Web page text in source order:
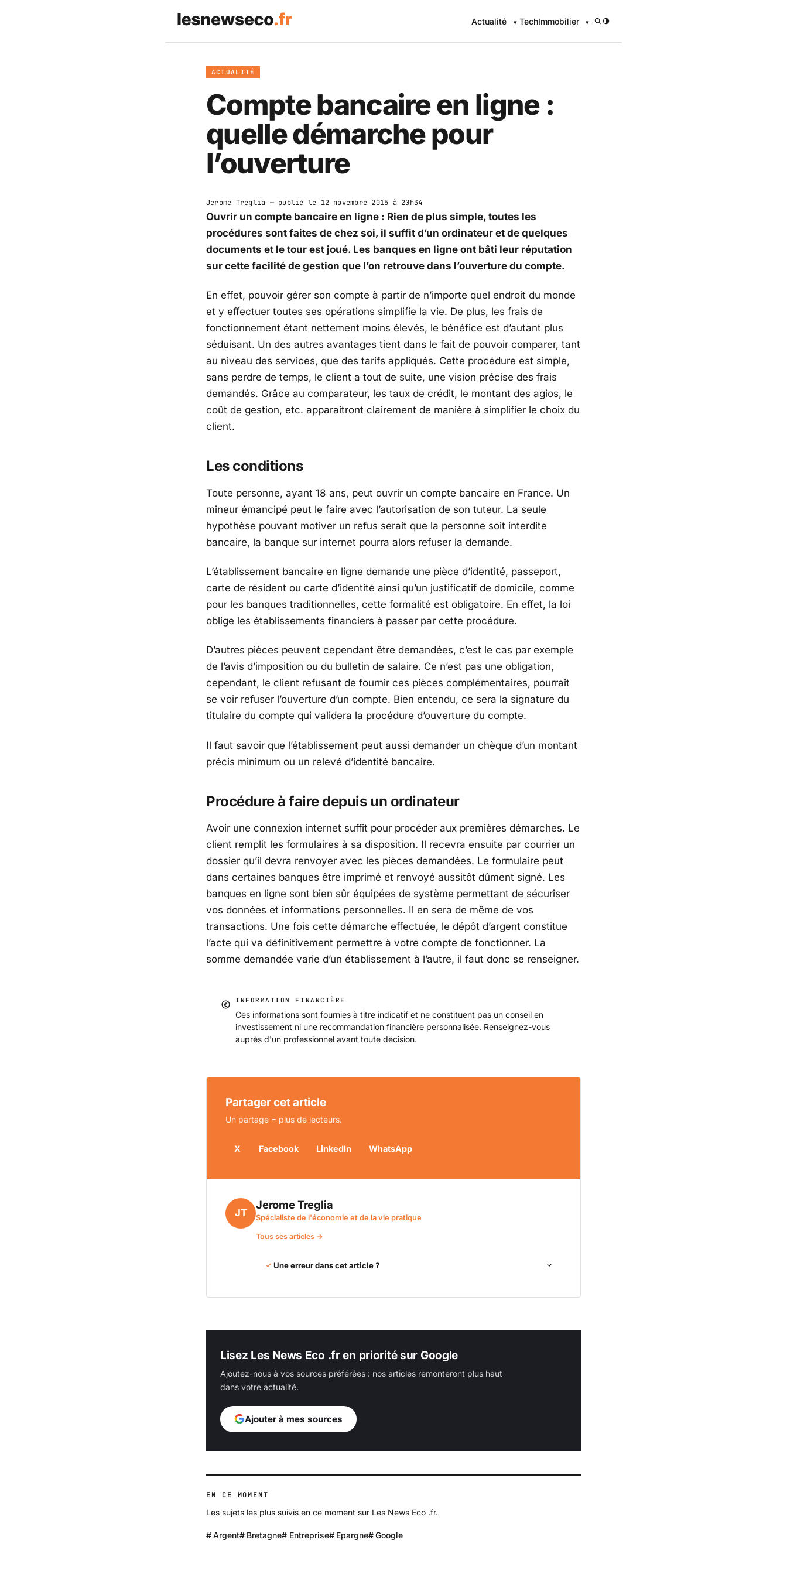
Actualité TechImmobilier /
ACTUALITÉ
Compte bancaire en ligne :
quelle démarche pour
l’ouverture
Jerome Treglia — publié le 12 novembre 2015 à 20h34
Ouvrir un compte bancaire en ligne : Rien de plus simple, toutes les
procédures sont faites de chez soi, il suffit d’un ordinateur et de quelques
documents et le tour est joué. Les banques en ligne ont bâti leur réputation
sur cette facilité de gestion que l’on retrouve dans l’ouverture du compte.
En effet, pouvoir gérer son compte à partir de n’importe quel endroit du monde
et y effectuer toutes ses opérations simplifie la vie. De plus, les frais de
fonctionnement étant nettement moins élevés, le bénéfice est d’autant plus
séduisant. Un des autres avantages tient dans le fait de pouvoir comparer, tant
au niveau des services, que des tarifs appliqués. Cette procédure est simple,
sans perdre de temps, le client a tout de suite, une vision précise des frais
demandés. Grâce au comparateur, les taux de crédit, le montant des agios, le
coût de gestion, etc. apparaitront clairement de manière à simplifier le choix du
client.
Les conditions
Toute personne, ayant 18 ans, peut ouvrir un compte bancaire en France. Un
mineur émancipé peut le faire avec l’autorisation de son tuteur. La seule
hypothèse pouvant motiver un refus serait que la personne soit interdite
bancaire, la banque sur internet pourra alors refuser la demande.
L’établissement bancaire en ligne demande une pièce d’identité, passeport,
carte de résident ou carte d’identité ainsi qu’un justificatif de domicile, comme
pour les banques traditionnelles, cette formalité est obligatoire. En effet, la loi
oblige les établissements financiers à passer par cette procédure.
D’autres pièces peuvent cependant être demandées, c’est le cas par exemple
de l’avis d’imposition ou du bulletin de salaire. Ce n’est pas une obligation,
cependant, le client refusant de fournir ces pièces complémentaires, pourrait
se voir refuser l’ouverture d’un compte. Bien entendu, ce sera la signature du
titulaire du compte qui validera la procédure d’ouverture du compte.
Il faut savoir que l’établissement peut aussi demander un chèque d’un montant
précis minimum ou un relevé d’identité bancaire.
Procédure à faire depuis un ordinateur
Avoir une connexion internet suffit pour procéder aux premières démarches. Le
client remplit les formulaires à sa disposition. Il recevra ensuite par courrier un
dossier qu’il devra renvoyer avec les pièces demandées. Le formulaire peut
dans certaines banques être imprimé et renvoyé aussitôt dûment signé. Les
banques en ligne sont bien sûr équipées de système permettant de sécuriser
vos données et informations personnelles. Il en sera de même de vos
transactions. Une fois cette démarche effectuée, le dépôt d’argent constitue
l’acte qui va définitivement permettre à votre compte de fonctionner. La
somme demandée varie d’un établissement à l’autre, il faut donc se renseigner.
INFORMATION FINANCIÈRE
Ces informations sont fournies à titre indicatif et ne constituent pas un conseil en
investissement ni une recommandation financière personnalisée. Renseignez-vous
auprès d'un professionnel avant toute décision.
Partager cet article
Un partage = plus de lecteurs.
X Facebook LinkedIn WhatsApp
JT
Jerome Treglia
Spécialiste de l'économie et de la vie pratique
Tous ses articles →
Une erreur dans cet article ?
Lisez Les News Eco .fr en priorité sur Google
Ajoutez-nous à vos sources préférées : nos articles remonteront plus haut
dans votre actualité.
Ajouter à mes sources
EN CE MOMENT
Les sujets les plus suivis en ce moment sur Les News Eco .fr.
Argent Bretagne Entreprise Epargne Google